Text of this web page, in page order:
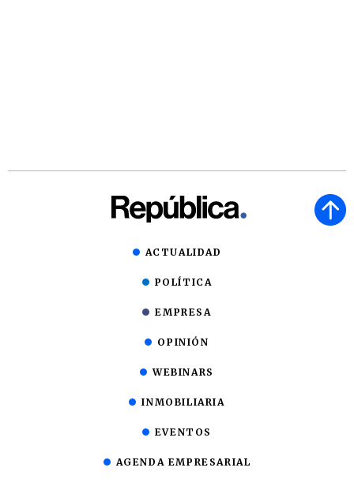
ACTUALIDAD
POLÍTICA
EMPRESA
OPINIÓN
WEBINARS
INMOBILIARIA
EVENTOS
AGENDA EMPRESARIAL